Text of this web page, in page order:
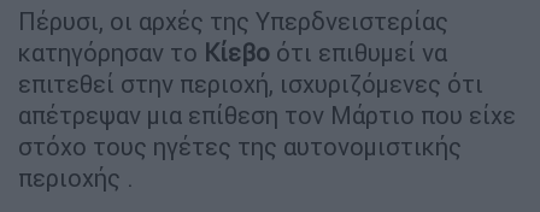
Πέρυσι, οι αρχές της Υπερδνειστερίας
κατηγόρησαν το Κίεβο ότι επιθυμεί να
επιτεθεί στην περιοχή, ισχυριζόμενες ότι
απέτρεψαν μια επίθεση τον Μάρτιο που είχε
στόχο τους ηγέτες της αυτονομιστικής
περιοχής .